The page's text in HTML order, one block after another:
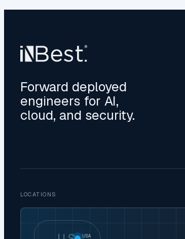
Forward deployed
engineers for AI,
cloud, and security.
LOCATIONS
USA